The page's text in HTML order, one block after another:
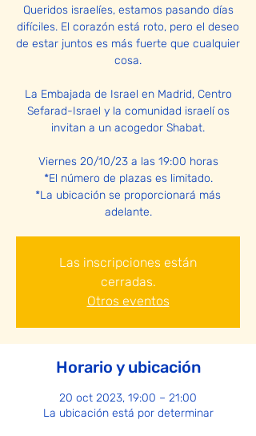
Queridos israelíes, estamos pasando días
difíciles. El corazón está roto, pero el deseo
de estar juntos es más fuerte que cualquier
cosa.
La Embajada de Israel en Madrid, Centro
Sefarad-Israel y la comunidad israelí os
invitan a un acogedor Shabat.
Viernes 20/10/23 a las 19:00 horas
*El número de plazas es limitado.
*La ubicación se proporcionará más
adelante.
Las inscripciones están
cerradas.
Otros eventos
Horario y ubicación
20 oct 2023, 19:00 – 21:00
La ubicación está por determinar